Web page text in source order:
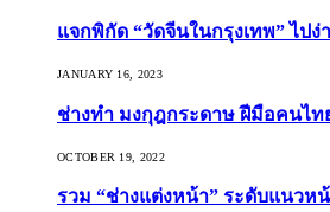
แจกพิกัด “วัดจีนในกรุงเทพ” ไปง่
JANUARY 16, 2023
ช่างทำ มงกุฎกระดาษ ฝีมือคนไท
OCTOBER 19, 2022
รวม “ช่างแต่งหน้า” ระดับแนวห